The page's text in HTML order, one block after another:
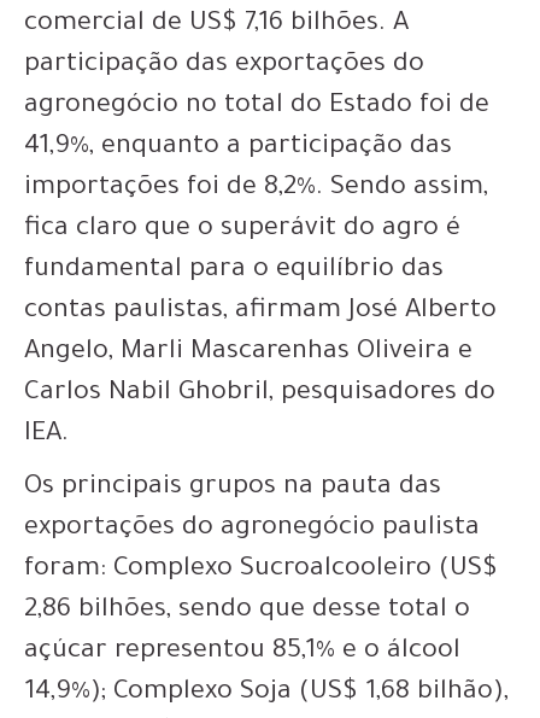
comercial de US$ 7,16 bilhões. A
participação das exportações do
agronegócio no total do Estado foi de
41,9%, enquanto a participação das
importações foi de 8,2%. Sendo assim,
fica claro que o superávit do agro é
fundamental para o equilíbrio das
contas paulistas, afirmam José Alberto
Angelo, Marli Mascarenhas Oliveira e
Carlos Nabil Ghobril, pesquisadores do
IEA.
Os principais grupos na pauta das
exportações do agronegócio paulista
foram: Complexo Sucroalcooleiro (US$
2,86 bilhões, sendo que desse total o
açúcar representou 85,1% e o álcool
14,9%); Complexo Soja (US$ 1,68 bilhão),